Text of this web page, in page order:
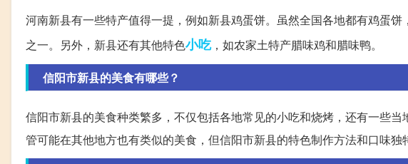
河南新县有一些特产值得一提，例如新县鸡蛋饼。虽然全国各地都有鸡蛋
之一。另外，新县还有其他特色小吃，如农家土特产腊味鸡和腊味鸭。
信阳市新县的美食有哪些？
信阳市新县的美食种类繁多，不仅包括各地常见的小吃和烧烤，还有一些
管可能在其他地方也有类似的美食，但信阳市新县的特色制作方法和口味独